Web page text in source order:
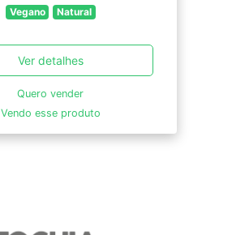
Vegano
Natural
Ver detalhes
Quero vender
Vendo esse produto